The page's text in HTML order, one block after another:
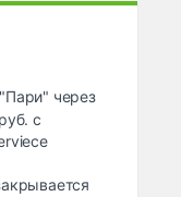
через
с